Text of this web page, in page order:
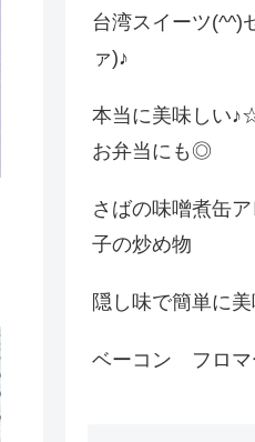
台湾スイーツ(^^)
ァ)♪
本当に美味しい
お弁当にも◎
さばの味噌煮缶
子の炒め物
隠し味で簡単に
ベーコン フロ